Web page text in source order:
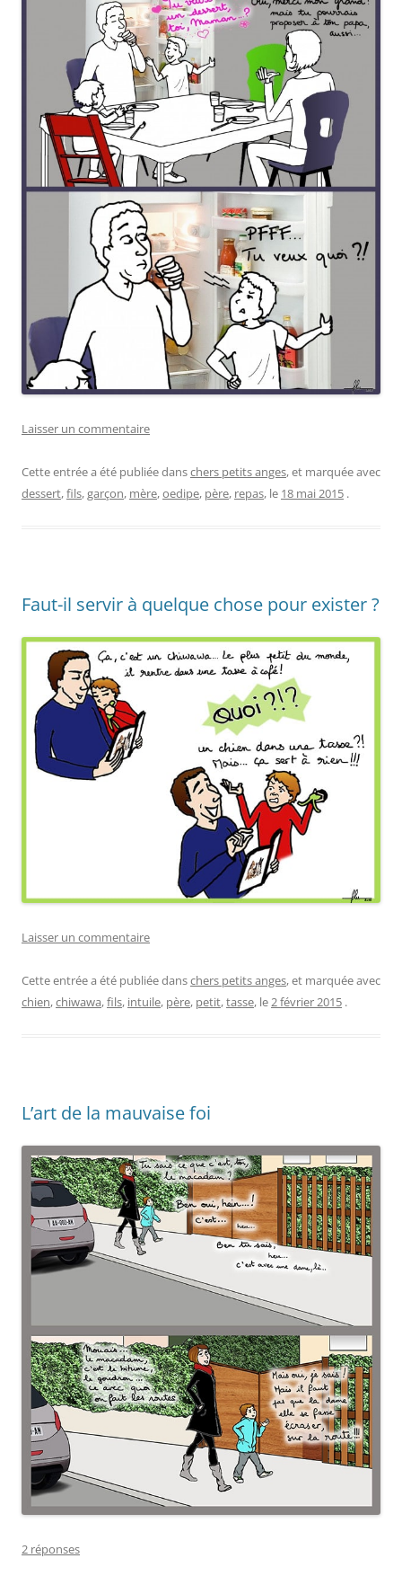
Laisser un commentaire
Cette entrée a été publiée danschers petits anges, et marquée avec
dessert,fils,garçon, mère,oedipe, père, repas, le 18 mai 2015 .
Faut-il servir à quelque chose pour exister ?
Laisser un commentaire
Cette entrée a été publiée danschers petits anges, et marquée avec
chien,chiwawa,fils, intuile, père, petit,tasse, le2 février 2015 .
L’art de la mauvaise foi
2 réponses